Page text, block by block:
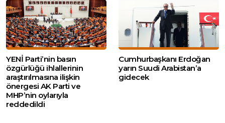
YENİ Parti’nin basın
özgürlüğü ihlallerinin
araştırılmasına ilişkin
önergesi AK Parti ve
MHP’nin oylarıyla
reddedildi
Cumhurbaşkanı Erdoğan
yarın Suudi Arabistan’a
gidecek